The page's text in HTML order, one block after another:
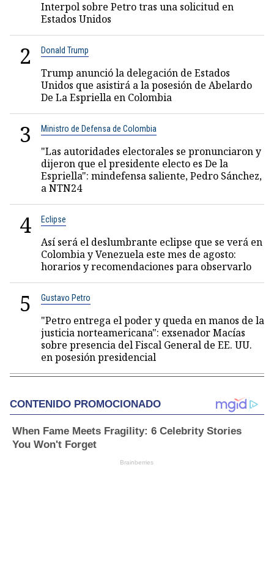
Interpol sobre Petro tras una solicitud en
Estados Unidos
2 Donald Trump
Trump anunció la delegación de Estados
Unidos que asistirá a la posesión de Abelardo
De La Espriella en Colombia
3 Ministro de Defensa de Colombia
"Las autoridades electorales se pronunciaron y
dijeron que el presidente electo es De la
Espriella": mindefensa saliente, Pedro Sánchez,
a NTN24
4 Eclipse
Así será el deslumbrante eclipse que se verá en
Colombia y Venezuela este mes de agosto:
horarios y recomendaciones para observarlo
5 Gustavo Petro
"Petro entrega el poder y queda en manos de la
justicia norteamericana": exsenador Macías
sobre presencia del Fiscal General de EE. UU.
en posesión presidencial